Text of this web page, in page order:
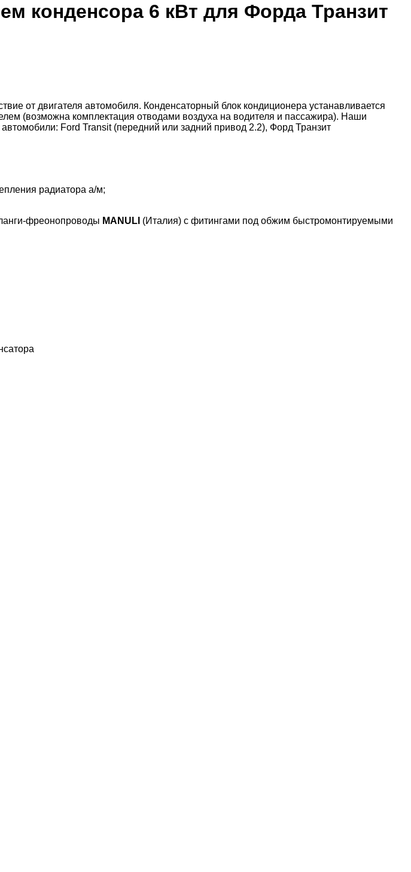
конденсора 6 кВт для Форда Транзит
от двигателя автомобиля. Конденсаторный блок кондиционера устанавливается
(возможна комплектация отводами воздуха на водителя и пассажира). Наши
Ford Transit (передний или задний привод 2.2), Форд Транзит
радиатора а/м;
фреонопроводы MANULI (Италия) с фитингами под обжим быстромонтируемыми